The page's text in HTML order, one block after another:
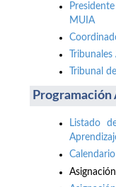
MUIA
Tribunal
Listado